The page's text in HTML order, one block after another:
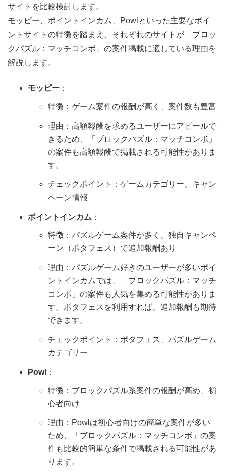
サイトを比較検討します。
モッピー、ポイントインカム、Powlといった主要なポイ
ントサイトの特徴を踏まえ、それぞれのサイトが「ブロッ
クパズル：マッチコンボ」の案件掲載に適している理由を
解説します。
モッピー ：
特徴：ゲーム案件の報酬が高く、案件数も豊富
理由：高額報酬を求めるユーザーにアピールで
きるため、「ブロックパズル：マッチコンボ」
の案件も高額報酬で掲載される可能性がありま
す。
チェックポイント：ゲームカテゴリー、キャン
ペーン情報
ポイントインカム ：
特徴：パズルゲーム案件が多く、独自キャンペ
ーン（ポタフェス）で追加報酬あり
理由：パズルゲーム好きのユーザーが多いポイ
ントインカムでは、「ブロックパズル：マッチ
コンボ」の案件も人気を集める可能性がありま
す。ポタフェスを利用すれば、追加報酬も期待
できます。
チェックポイント：ポタフェス、パズルゲーム
カテゴリー
Powl ：
特徴：ブロックパズル系案件の報酬が高め、初
心者向け
理由：Powlは初心者向けの簡単な案件が多い
ため、「ブロックパズル：マッチコンボ」の案
件も比較的簡単な条件で掲載される可能性があ
ります。